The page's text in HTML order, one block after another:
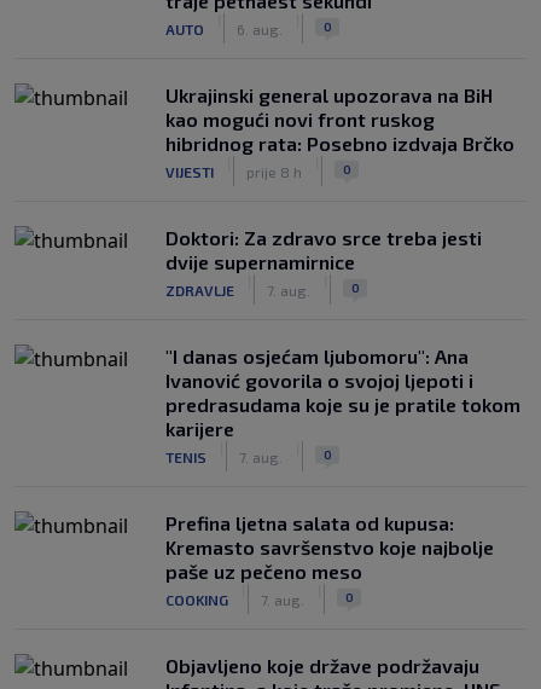
AUTO 6. aug. 0
Ukrajinski general upozorava na BiH
kao mogući novi front ruskog
hibridnog rata: Posebno izdvaja Brčko
VIJESTI prije 8 h 0
Doktori: Za zdravo srce treba jesti
dvije supernamirnice
ZDRAVLJE 7. aug. 0
"I danas osjećam ljubomoru": Ana
Ivanović govorila o svojoj ljepoti i
predrasudama koje su je pratile tokom
karijere
TENIS 7. aug. 0
Prefina ljetna salata od kupusa:
Kremasto savršenstvo koje najbolje
paše uz pečeno meso
COOKING 7. aug. 0
Objavljeno koje države podržavaju